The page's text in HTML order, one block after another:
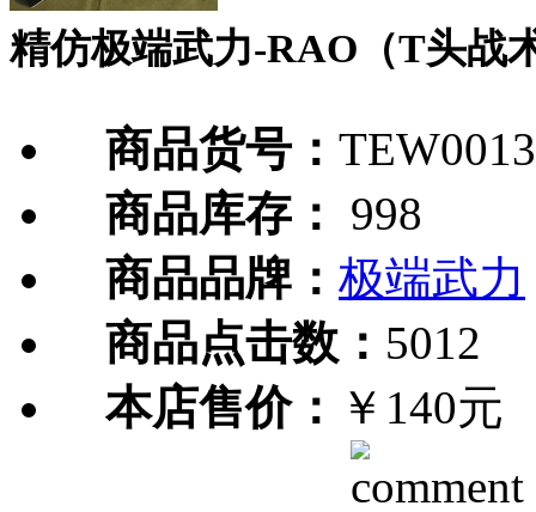
精仿极端武力-RAO（T头战
商品货号：
商品库存：
998
商品品牌： 极端武力
商品点击数： 5012
本店售价： ￥140元